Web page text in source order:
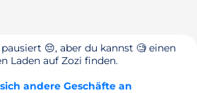
😔, aber du kannst 🧐 einen
Laden auf Zozi finden.
andere Geschäfte an